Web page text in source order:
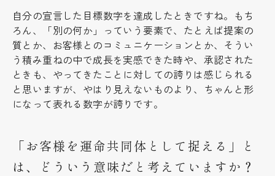
自分の宣言した目標数字を達成したときですね。もち
ろん、「別の何か」っていう要素で、たとえば提案の
質とか、お客様とのコミュニケーションとか、そうい
う積み重ねの中で成長を実感できた時や、承認された
ときも、やってきたことに対しての誇りは感じられる
と思いますが、やはり見えないものより、ちゃんと形
になって表れる数字が誇りです。
「お客様を運命共同体として捉える」と
は、どういう意味だと考えていますか？